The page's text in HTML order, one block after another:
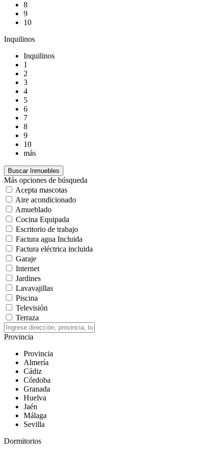
8
9
10
Inquilinos
Inquilinos
1
2
3
4
5
6
7
8
9
10
más
Más opciones de búsqueda
Acepta mascotas
Aire acondicionado
Amueblado
Cocina Equipada
Escritorio de trabajo
Factura agua Incluida
Factura eléctrica incluida
Garaje
Internet
Jardines
Lavavajillas
Piscina
Televisión
Terraza
Provincia
Provincia
Almería
Cádiz
Córdoba
Granada
Huelva
Jaén
Málaga
Sevilla
Dormitorios